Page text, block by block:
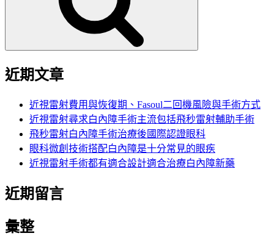
近期文章
近視雷射費用與恢復期、Fasoul二回機風險與手術方式
近視雷射尋求白內障手術主流包括飛秒雷射輔助手術
飛秒雷射白內障手術治療後國際認證眼科
眼科微創技術搭配白內障是十分常見的眼疾
近視雷射手術都有適合設計適合治療白內障新藥
近期留言
彙整